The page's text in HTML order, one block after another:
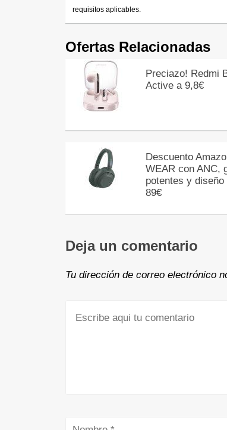
requisitos aplicables.
Ofertas Relacionadas
Preciazo! Redmi
Active a 9,8€
Descuento
WEAR con ANC,
potentes y diseño
89€
Deja un comentario
Tu dirección de correo electrónico